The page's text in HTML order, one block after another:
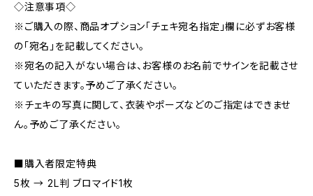
◇注意事項◇
※ご購入の際、商品オプション「チェキ宛名指定」欄に必ずお客様
の「宛名」を記載してください。
※宛名の記入がない場合は、お客様のお名前でサインを記載させ
ていただきます。予めご了承ください。
※チェキの写真に関して、衣装やポーズなどのご指定はできませ
ん。予めご了承ください。
■購入者限定特典
5枚 → 2L判 ブロマイド1枚